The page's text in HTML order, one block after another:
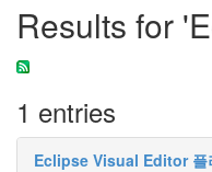
Results for
1 entries
Eclipse Visual Editor 플
입니
다.
kfmes
Tag
Cloud